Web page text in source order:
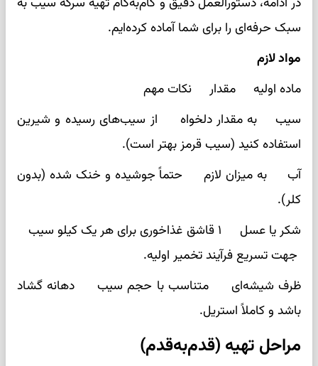
سبک حرفه‌ای را برای شما آماده کرده‌ایم.
مواد لازم
ماده اولیه مقدار نکات مهم
سیب به مقدار دلخواه از سیب‌های رسیده و شیرین
استفاده کنید (سیب قرمز بهتر است).
آب به میزان لازم حتماً جوشیده و خنک شده (بدون
کلر).
شکر یا عسل ۱ قاشق غذاخوری برای هر یک کیلو سیب
جهت تسریع فرآیند تخمیر اولیه.
ظرف شیشه‌ای متناسب با حجم سیب دهانه گشاد
باشد و کاملاً استریل.
مراحل تهیه (قدم‌به‌قدم)